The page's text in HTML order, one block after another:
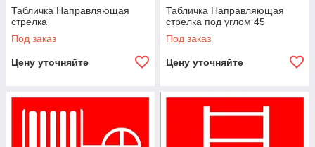
Табличка Направляющая
стрелка
Под заказ
Цену уточняйте
Табличка Направляющая
стрелка под углом 45
Под заказ
Цену уточняйте